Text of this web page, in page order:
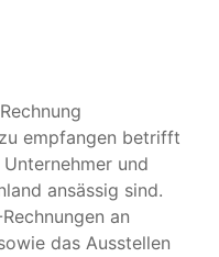
empfangen betrifft
und
ansässig sind.
an
das Ausstellen